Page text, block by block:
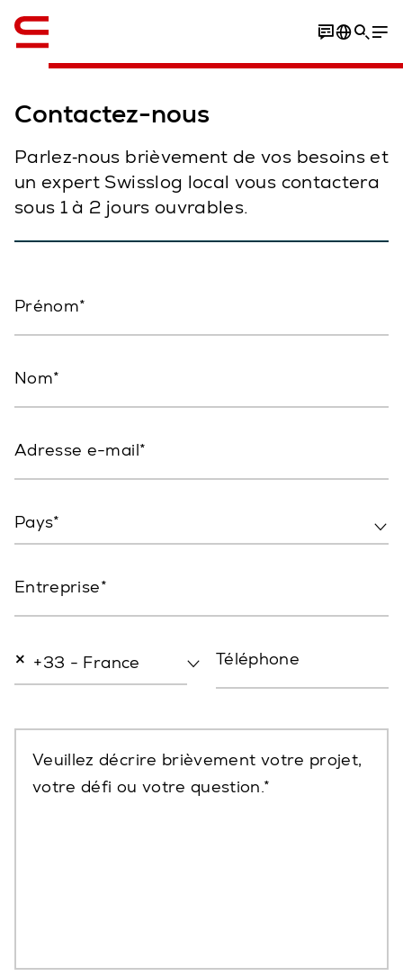
Contactez-nous
Parlez‑nous brièvement de vos besoins et
un expert Swisslog local vous contactera
sous 1 à 2 jours ouvrables.
Prénom
Nom
Adresse e-mail
Pays*
Entreprise
× +33 - France Téléphone
Veuillez décrire brièvement votre projet,
votre défi ou votre question.